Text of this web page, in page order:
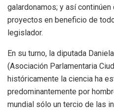
galardonamos; y así
proyectos en beneficio de
legislador.
En su turno, la diputada
(Asociación Parlamentaria
históricamente la ciencia ha
predominantemente por
mundial sólo un tercio de las